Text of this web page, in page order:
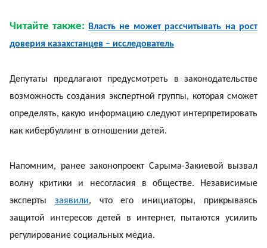
Читайте также:
Власть не может рассчитывать на рост
доверия казахстанцев – исследователь
Депутаты предлагают предусмотреть в законодательстве
возможность создания экспертной группы, которая сможет
определять, какую информацию следуют интерпретировать
как кибербуллинг в отношении детей.
Напомним, ранее законопроект Сарыма-Закиевой вызвал
волну критики и несогласия в обществе. Независимые
эксперты заявили, что его инициаторы, прикрываясь
защитой интересов детей в интернет, пытаются усилить
регулирование социальных медиа.